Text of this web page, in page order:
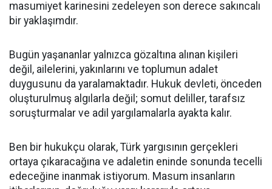
masumiyet karinesini zedeleyen son derece sakıncalı
bir yaklaşımdır.
Bugün yaşananlar yalnızca gözaltına alınan kişileri
değil, ailelerini, yakınlarını ve toplumun adalet
duygusunu da yaralamaktadır. Hukuk devleti, önceden
oluşturulmuş algılarla değil; somut deliller, tarafsız
soruşturmalar ve adil yargılamalarla ayakta kalır.
Ben bir hukukçu olarak, Türk yargısının gerçekleri
ortaya çıkaracağına ve adaletin eninde sonunda tecelli
edeceğine inanmak istiyorum. Masum insanların